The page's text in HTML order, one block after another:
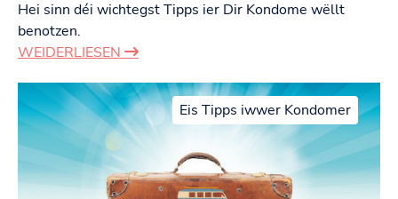
Hei sinn déi wichtegst Tipps ier Dir Kondome wëllt
benotzen.
WEIDERLIESEN
Eis Tipps iwwer Kondomer